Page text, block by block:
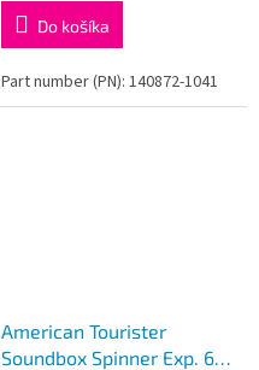
Do košíka
Part number (PN): 140872-1041
American Tourister
Soundbox Spinner Exp. 67